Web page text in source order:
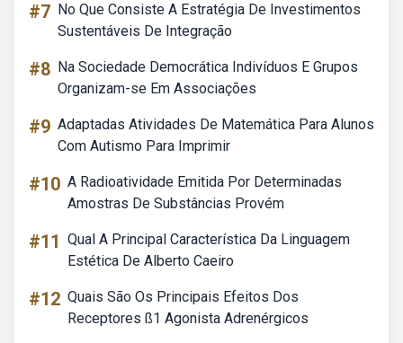
#7 No Que Consiste A Estratégia De Investimentos
Sustentáveis De Integração
#8 Na Sociedade Democrática Indivíduos E Grupos
Organizam-se Em Associações
#9 Adaptadas Atividades De Matemática Para Alunos
Com Autismo Para Imprimir
#10 A Radioatividade Emitida Por Determinadas
Amostras De Substâncias Provém
#11 Qual A Principal Característica Da Linguagem
Estética De Alberto Caeiro
#12 Quais São Os Principais Efeitos Dos
Receptores ß1 Agonista Adrenérgicos